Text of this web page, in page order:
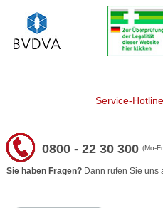
Service-
0800 - 22 30 300(Mo-
Sie haben Fragen? Dann rufen Sie uns